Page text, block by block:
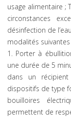
usage alimentaire ;
circonstances
désinfection de
modalités suivantes
1. Porter à
une durée de 5
dans un
dispositifs de type
bouilloires
permettent de